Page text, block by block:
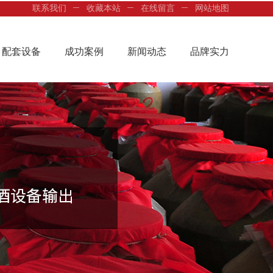
联系我们 收藏本站 在线留言 网站地图
配套设备 成功案例 新闻动态 品牌实力